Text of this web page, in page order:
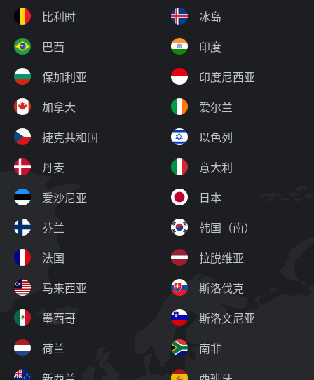
比利时
巴西
保加利亚
加拿大
捷克共和国
丹麦
爱沙尼亚
芬兰
法国
冰岛
印度
印度尼西亚
爱尔兰
以色列
意大利
日本
韩国（南）
拉脱维亚
马来西亚
墨西哥
荷兰
斯洛伐克
斯洛文尼亚
南非